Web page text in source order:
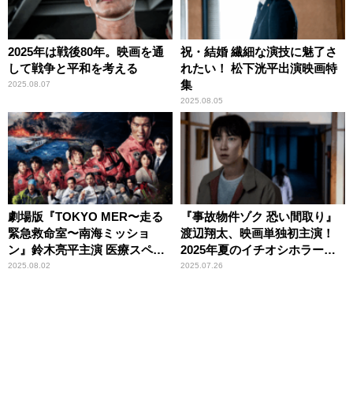
2025年は戦後80年。映画を通
して戦争と平和を考える
2025.08.07
祝・結婚 繊細な演技に魅了さ
れたい！ 松下洸平出演映画特
集
2025.08.05
劇場版『TOKYO MER〜走る
緊急救命室〜南海ミッショ
ン』鈴木亮平主演 医療スペシ
ャリストの活躍を描いた人気
2025.08.02
『事故物件ゾク 恐い間取り』
渡辺翔太、映画単独初主演！
2025年夏のイチオシホラー映
画
2025.07.26